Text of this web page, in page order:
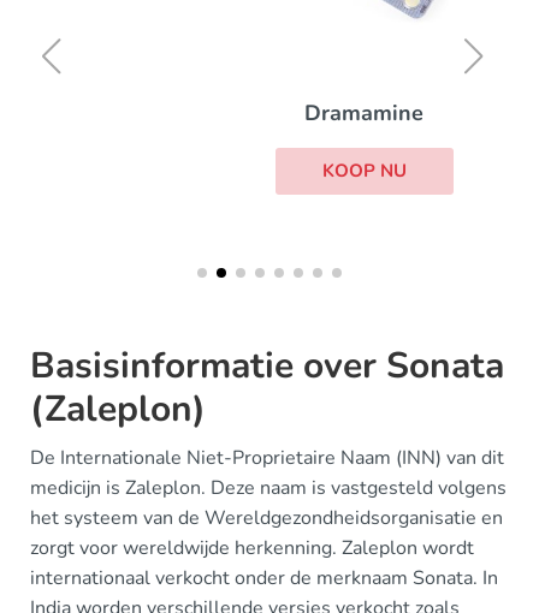
Dramamine
Basisinformatie over Sonata
(Zaleplon)
De Internationale Niet-Proprietaire Naam (INN) van dit
medicijn is Zaleplon. Deze naam is vastgesteld volgens
het systeem van de Wereldgezondheidsorganisatie en
zorgt voor wereldwijde herkenning. Zaleplon wordt
internationaal verkocht onder de merknaam Sonata. In